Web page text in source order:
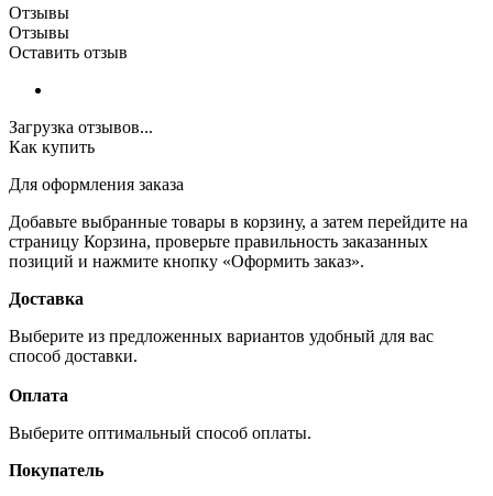
Отзывы
Отзывы
Оставить отзыв
Загрузка отзывов...
Как купить
Для оформления заказа
Добавьте выбранные товары в корзину, а затем перейдите на
страницу Корзина, проверьте правильность заказанных
позиций и нажмите кнопку «Оформить заказ».
Доставка
Выберите из предложенных вариантов удобный для вас
способ доставки.
Оплата
Выберите оптимальный способ оплаты.
Покупатель